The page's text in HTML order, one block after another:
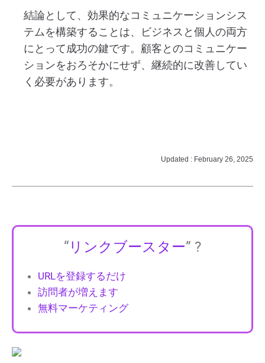
結論として、効果的なコミュニケーションシス
テムを構築することは、ビジネスと個人の両方
にとって成功の鍵です。顧客とのコミュニケー
ションをおろそかにせず、継続的に改善してい
く必要があります。
Updated : February 26, 2025
“リンクブースター” ?
URLを登録するだけ
訪問者が増えます
無料マーケティング